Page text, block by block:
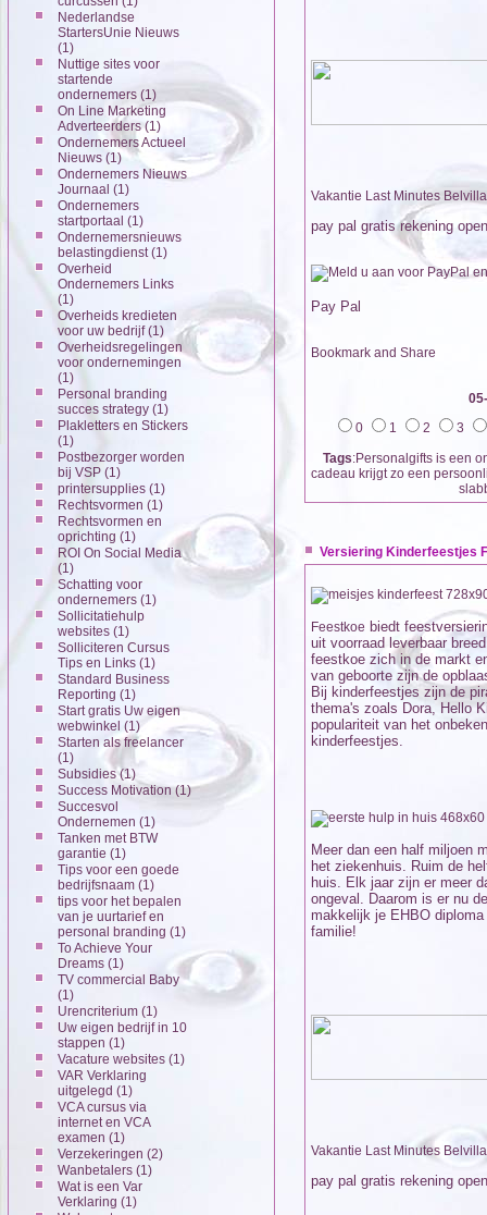
Nederlandse
StartersUnie Nieuws
(1)
Nuttige sites voor
startende
ondernemers (1)
On Line Marketing
Adverteerders (1)
Ondernemers Actueel
Nieuws (1)
Ondernemers Nieuws
Journaal (1)
Ondernemers
startportaal (1)
Ondernemersnieuws
belastingdienst (1)
Overheid
Ondernemers Links
(1)
Overheids kredieten
voor uw bedrijf (1)
Overheidsregelingen
voor ondernemingen
(1)
Personal branding
succes strategy (1)
Plakletters en Stickers
(1)
Postbezorger worden
bij VSP (1)
printersupplies (1)
Rechtsvormen (1)
Rechtsvormen en
oprichting (1)
ROI On Social Media
(1)
Schatting voor
ondernemers (1)
Sollicitatiehulp
websites (1)
Solliciteren Cursus
Tips en Links (1)
Standard Business
Reporting (1)
Start gratis Uw eigen
webwinkel (1)
Starten als freelancer
(1)
Subsidies (1)
Success Motivation (1)
Succesvol
Ondernemen (1)
Tanken met BTW
garantie (1)
Tips voor een goede
bedrijfsnaam (1)
tips voor het bepalen
van je uurtarief en
personal branding (1)
To Achieve Your
Dreams (1)
TV commercial Baby
(1)
Urencriterium (1)
Uw eigen bedrijf in 10
stappen (1)
Vacature websites (1)
VAR Verklaring
uitgelegd (1)
VCA cursus via
internet en VCA
examen (1)
Verzekeringen (2)
Wanbetalers (1)
Wat is een Var
Verklaring (1)
Vakantie Last Minutes Belvilla
pay pal gratis rekening
Pay Pal
0
1 2
3
Tags:Personalgifts is een
cadeau krijgt zo een
Versiering Kinderfeestjes
Feestkoe biedt
uit voorraad leverbaar
feestkoe zich in de markt
van geboorte zijn de
Bij kinderfeestjes zijn de
thema's zoals Dora, Hello
populariteit van het
kinderfeestjes.
Meer dan een half miljoen
het ziekenhuis. Ruim de
huis. Elk jaar zijn er meer
ongeval. Daarom is er nu
makkelijk je EHBO
familie!
Vakantie Last Minutes Belvilla
pay pal gratis rekening